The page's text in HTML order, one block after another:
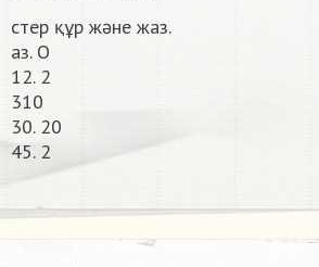
стер құр және жаз.
аз. О
12. 2
310
30. 20
45. 2​